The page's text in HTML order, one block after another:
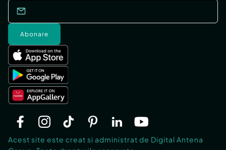
Abonare
Acest site este creat si administrat de Digital Antena